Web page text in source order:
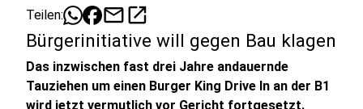
Teilen: mailopen_in_new
Bürgerinitiative will gegen Bau klagen
Das inzwischen fast drei Jahre andauernde
Tauziehen um einen Burger King Drive In an der B1
wird jetzt vermutlich vor Gericht fortgesetzt.